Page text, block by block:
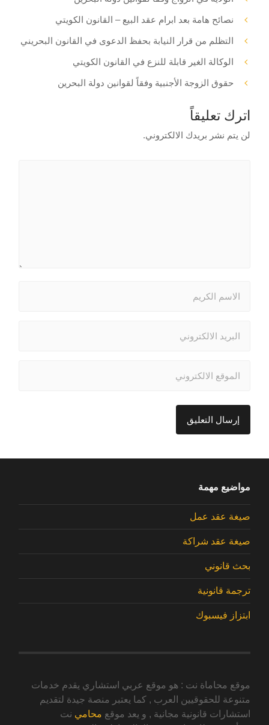
نصائح هامة بعد ابرام عقد البيع – القانون الكويتي
التظلم من قرار النيابة بحفظ الدعوى في القانون البحريني
الوكالة الغير قابلة للنزع في القانون الكويتي
حقوق الزوجة الأجنبية وفقاً لقوانين دولة البحرين
اترك تعليقاً
لن يتم نشر بريدك الالكتروني.
مواضيع مهمة
صيغة عقد عمل
صيغة عقد شراكة
بحث قانوني
ترجمة قانونية
ابتزاز فيسبوك
موقع محاماة نت : هو موقع عربي استشاري يقدم خدمات
متنوعة للحقوقيين العرب , كما يعتبر منصة جيدة لتقديم
استشارات قانونية مجانية , و يعد موقع محامي نت